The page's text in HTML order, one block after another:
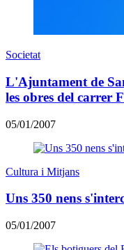
Societat
L'Ajuntament de
les obres del carrer
05/01/2007
Cultura i Mitjans
Uns 350 nens
05/01/2007